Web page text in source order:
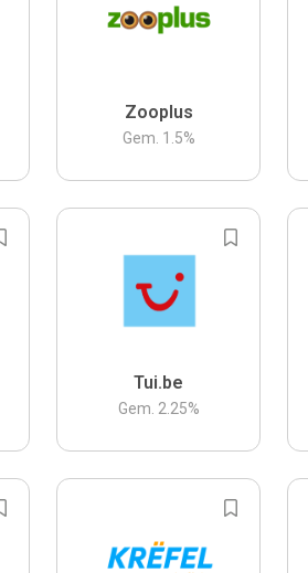
Zooplus
Gem. 1.5%
Tui.be
Gem. 2.25%